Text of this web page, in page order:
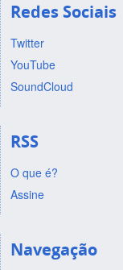
Redes Sociais
Twitter
YouTube
SoundCloud
RSS
O que é?
Assine
Navegação